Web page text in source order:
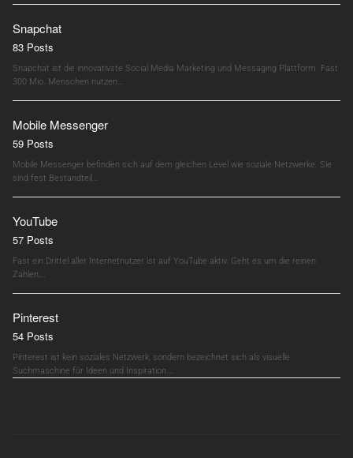
Snapchat
83 Posts
Snapchat ist die innovativste Social Media Marketing und Messaging Plattform. Fast
300 Mio. Menschen nutzen…
Mobile Messenger
59 Posts
Mobile Messenger befinden sich auf dem gleichen Level wie soziale Netzwerke. Sie
sind fest Bestandteil…
YouTube
57 Posts
Fast ein Drittel aller Internetnutzer ist auf YouTube aktiv. Geht es um die reinen
Zahlen,…
Pinterest
54 Posts
Pinterest ist kein soziales Netzwerk, sondern bezeichnet sich als visuelle
Suchmaschine für Ideen und Inspiration.…